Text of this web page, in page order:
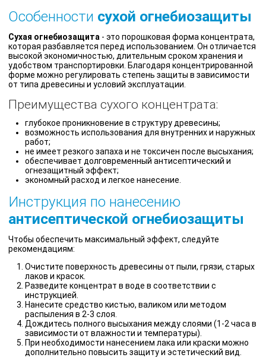
Особенности сухой огнебиозащиты
Сухая огнебиозащита - это порошковая форма концентрата,
которая разбавляется перед использованием. Он отличается
высокой экономичностью, длительным сроком хранения и
удобством транспортировки. Благодаря концентрированной
форме можно регулировать степень защиты в зависимости
от типа древесины и условий эксплуатации.
Преимущества сухого концентрата:
глубокое проникновение в структуру древесины;
возможность использования для внутренних и наружных
работ;
не имеет резкого запаха и не токсичен после высыхания;
обеспечивает долговременный антисептический и
огнезащитный эффект;
экономный расход и легкое нанесение.
Инструкция по нанесению
антисептической огнебиозащиты
Чтобы обеспечить максимальный эффект, следуйте
рекомендациям:
Очистите поверхность древесины от пыли, грязи, старых
лаков и красок.
Разведите концентрат в воде в соответствии с
инструкцией.
Нанесите средство кистью, валиком или методом
распыления в 2-3 слоя.
Дождитесь полного высыхания между слоями (1-2 часа в
зависимости от влажности и температуры).
При необходимости нанесением лака или краски можно
дополнительно повысить защиту и эстетический вид.